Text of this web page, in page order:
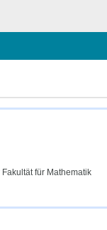
für Mathematik